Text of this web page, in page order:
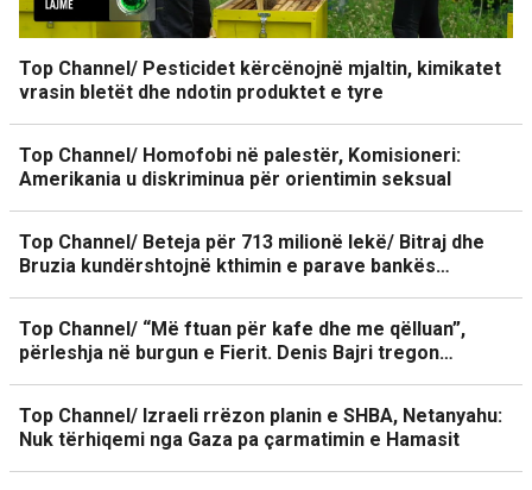
Top Channel/ Pesticidet kërcënojnë mjaltin, kimikatet
vrasin bletët dhe ndotin produktet e tyre
Top Channel/ Homofobi në palestër, Komisioneri:
Amerikania u diskriminua për orientimin seksual
Top Channel/ Beteja për 713 milionë lekë/ Bitraj dhe
Bruzia kundërshtojnë kthimin e parave bankës…
Top Channel/ “Më ftuan për kafe dhe me qëlluan”,
përleshja në burgun e Fierit. Denis Bajri tregon…
Top Channel/ Izraeli rrëzon planin e SHBA, Netanyahu:
Nuk tërhiqemi nga Gaza pa çarmatimin e Hamasit